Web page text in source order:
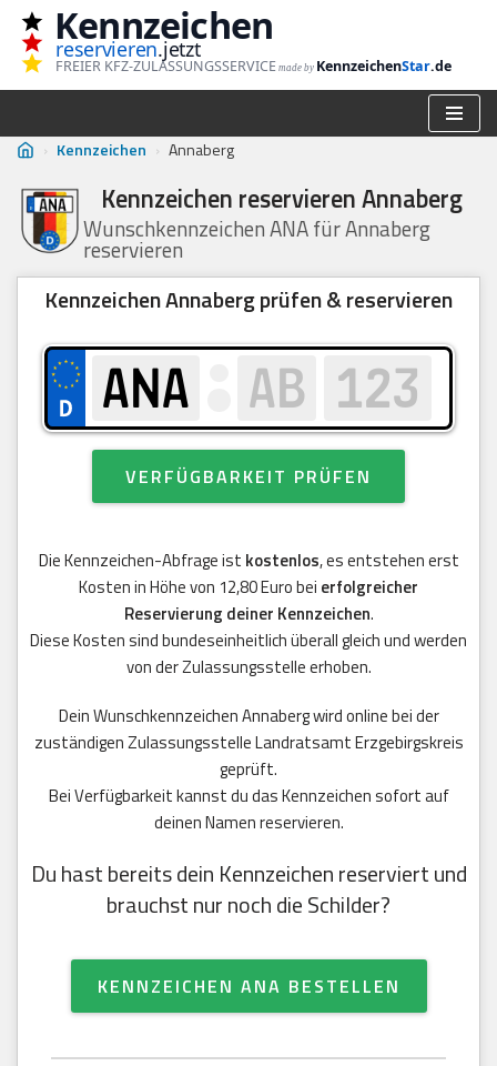
Zum
Inhalt
Kennzeichen
reservieren.jetzt
FREIER KFZ-ZULASSUNGSSERVICE made by KennzeichenStar.de
› Kennzeichen › Annaberg
Kennzeichen reservieren Annaberg
Wunschkennzeichen ANA für Annaberg
reservieren
Kennzeichen Annaberg prüfen & reservieren
VERFÜGBARKEIT PRÜFEN
Die Kennzeichen-Abfrage ist kostenlos, es entstehen erst
Kosten in Höhe von 12,80 Euro bei erfolgreicher
Reservierung deiner Kennzeichen.
Diese Kosten sind bundeseinheitlich überall gleich und werden
von der Zulassungsstelle erhoben.
Dein Wunschkennzeichen Annaberg wird online bei der
zuständigen Zulassungsstelle Landratsamt Erzgebirgskreis
geprüft.
Bei Verfügbarkeit kannst du das Kennzeichen sofort auf
deinen Namen reservieren.
Du hast bereits dein Kennzeichen reserviert und
brauchst nur noch die Schilder?
KENNZEICHEN ANA BESTELLEN